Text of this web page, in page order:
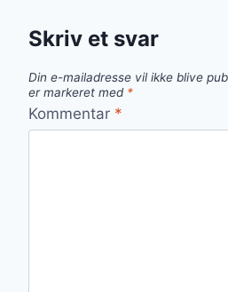
Skriv et svar
Din e-mailadresse vil ikke blive
er markeret med *
Kommentar *